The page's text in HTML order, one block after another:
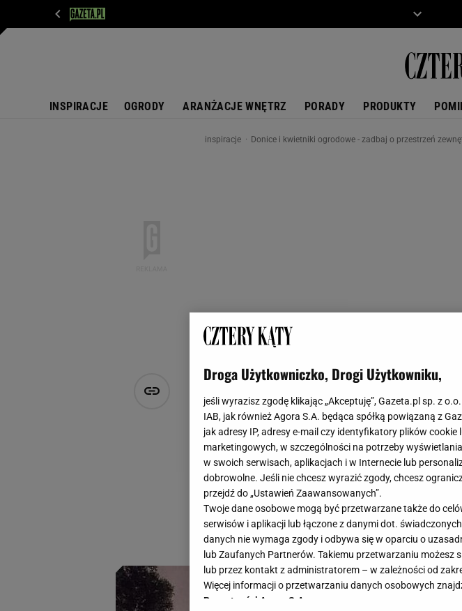
INSPIRACJE OGRODY ARANŻACJE WNĘTRZ PORADY PRODUKTY
inspiracje Donice i kwietniki ogrodowe - zadbaj o przestrzeń
Donice i kwietniki ogrodowe
zewnętrzną i oprawę roślin
Agnieszka Hasiec
12 marca 2025, 15:11
Za pomocą ciekawych doniczek, stojaków
zewnętrzną przestrzeń. Niezależnie czy
pomogą ci stworzyć zielone królestwo.
Droga Użytkowniczko, Drogi Użytkowniku,
jeśli wyrazisz zgodę klikając „Akceptuję”, Gazeta.pl sp. z
IAB, jak również Agora S.A. będąca spółką powiązaną z
jak adresy IP, adresy e-mail czy identyfikatory plików
marketingowych, w szczególności na potrzeby
w swoich serwisach, aplikacjach i w Internecie lub
dobrowolne. Jeśli nie chcesz wyrazić zgody, chcesz
przejdź do „Ustawień Zaawansowanych”.
Twoje dane osobowe mogą być przetwarzane także do
serwisów i aplikacji lub łączone z danymi dot.
danych nie wymaga zgody i odbywa się w oparciu o
lub Zaufanych Partnerów. Takiemu przetwarzaniu możesz
lub przez kontakt z administratorem – w zależności od
Więcej informacji o przetwarzaniu danych osobowych
Prywatności Agora S.A.